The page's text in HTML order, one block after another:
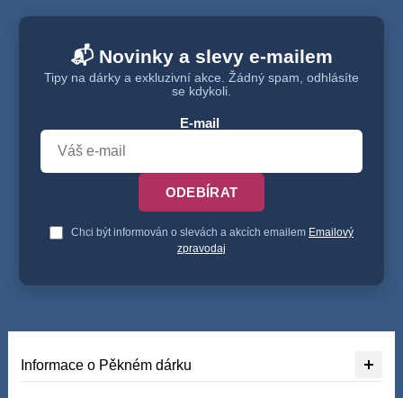
📬 Novinky a slevy e-mailem
Tipy na dárky a exkluzivní akce. Žádný spam, odhlásíte
se kdykoli.
E-mail
ODEBÍRAT
Chci být informován o slevách a akcích emailem Emailový
zpravodaj
Informace o Pěkném dárku